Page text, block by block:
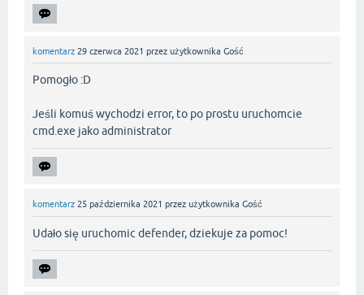
komentarz 29 czerwca 2021 przez użytkownika Gość
Pomogło :D
Jeśli komuś wychodzi error, to po prostu uruchomcie
cmd.exe jako administrator
komentarz 25 października 2021 przez użytkownika Gość
Udało się uruchomic defender, dziekuje za pomoc!